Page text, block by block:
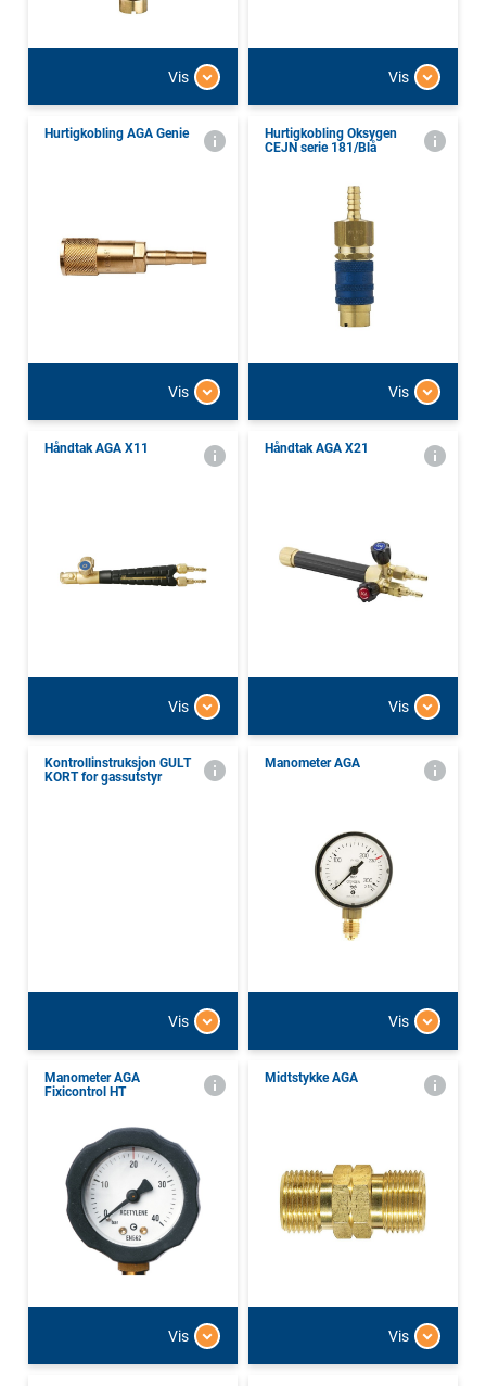
Vis Vis
Hurtigkobling AGA Genie
Vis
Hurtigkobling Oksygen
CEJN serie 181/Blå
Vis
Håndtak AGA X11
Vis
Håndtak AGA X21
Vis
Kontrollinstruksjon GULT
KORT for gassutstyr
Vis
Manometer AGA
Vis
Manometer AGA
Fixicontrol HT
Vis
Midtstykke AGA
Vis